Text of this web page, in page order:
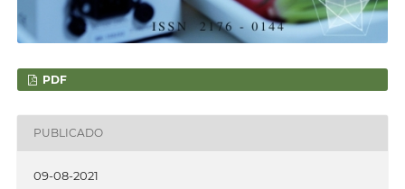
PDF
PUBLICADO
09-08-2021